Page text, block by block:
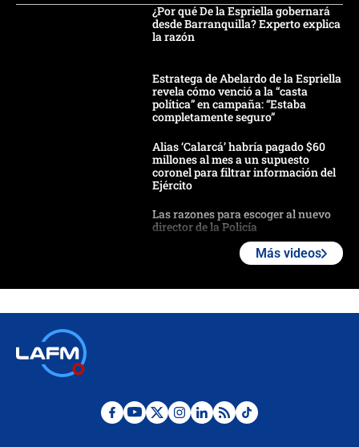
¿Por qué De la Espriella gobernará
desde Barranquilla? Experto explica
la razón
Estratega de Abelardo de la Espriella
revela cómo venció a la “casta
política” en campaña: “Estaba
completamente seguro”
Alias ‘Calarcá’ habría pagado $60
millones al mes a un supuesto
coronel para filtrar información del
Ejército
Las razones para escoger al nuevo
director de la Policía
"No hubo fraude ni posibilidad de
Más videos